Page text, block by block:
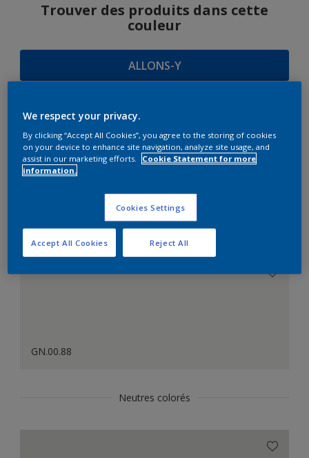
Trouver des produits dans cette
couleur
ALLONS-Y
SUGGESTIONS
D'HARMONIES
Le Blanc Parfait
GN.00.88
Neutres colorés
We respect your privacy.
By clicking “Accept All Cookies”, you agree to the storing of cookies
on your device to enhance site navigation, analyze site usage, and
assist in our marketing efforts.
Cookie Statement for more
information.
Cookies Settings
Reject All
Accept All Cookies